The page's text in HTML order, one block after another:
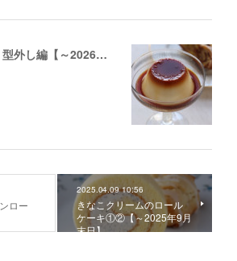
白いプリンゼリー、型外し編【～2026年12月末日】
ロー
2025.04.09 10:56
きなこクリームのロール
ケーキ①②【～2025年9月
末日】